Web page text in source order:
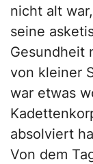
nicht alt
seine
Gesundheit
von kleiner
war etwas
absolviert
Von dem